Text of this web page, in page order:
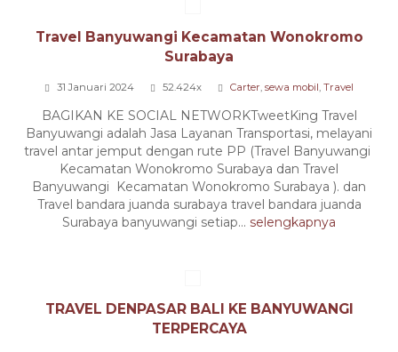
Travel Banyuwangi Kecamatan Wonokromo
Surabaya
31 Januari 2024 52.424x Carter, sewa mobil, Travel
BAGIKAN KE SOCIAL NETWORKTweetKing Travel
Banyuwangi adalah Jasa Layanan Transportasi, melayani
travel antar jemput dengan rute PP (Travel Banyuwangi
Kecamatan Wonokromo Surabaya dan Travel
Banyuwangi Kecamatan Wonokromo Surabaya ). dan
Travel bandara juanda surabaya travel bandara juanda
Surabaya banyuwangi setiap... selengkapnya
TRAVEL DENPASAR BALI KE BANYUWANGI
TERPERCAYA